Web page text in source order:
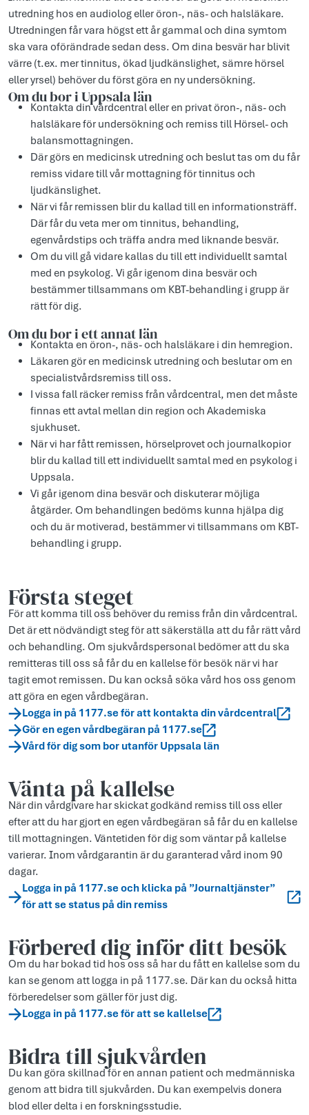
utredning hos en audiolog eller öron-, näs- och halsläkare.
Utredningen får vara högst ett år gammal och dina symtom
ska vara oförändrade sedan dess. Om dina besvär har blivit
värre (t.ex. mer tinnitus, ökad ljudkänslighet, sämre hörsel
eller yrsel) behöver du först göra en ny undersökning.
Om du bor i Uppsala län
Kontakta din vårdcentral eller en privat öron-, näs- och
halsläkare för undersökning och remiss till Hörsel- och
balansmottagningen.
Där görs en medicinsk utredning och beslut tas om du får
remiss vidare till vår mottagning för tinnitus och
ljudkänslighet.
När vi får remissen blir du kallad till en informationsträff.
Där får du veta mer om tinnitus, behandling,
egenvårdstips och träffa andra med liknande besvär.
Om du vill gå vidare kallas du till ett individuellt samtal
med en psykolog. Vi går igenom dina besvär och
bestämmer tillsammans om KBT-behandling i grupp är
rätt för dig.
Om du bor i ett annat län
Kontakta en öron-, näs- och halsläkare i din hemregion.
Läkaren gör en medicinsk utredning och beslutar om en
specialistvårdsremiss till oss.
I vissa fall räcker remiss från vårdcentral, men det måste
finnas ett avtal mellan din region och Akademiska
sjukhuset.
När vi har fått remissen, hörselprovet och journalkopior
blir du kallad till ett individuellt samtal med en psykolog i
Uppsala.
Vi går igenom dina besvär och diskuterar möjliga
åtgärder. Om behandlingen bedöms kunna hjälpa dig
och du är motiverad, bestämmer vi tillsammans om KBT-
behandling i grupp.
Första steget
För att komma till oss behöver du remiss från din vårdcentral.
Det är ett nödvändigt steg för att säkerställa att du får rätt vård
och behandling. Om sjukvårdspersonal bedömer att du ska
remitteras till oss så får du en kallelse för besök när vi har
tagit emot remissen. Du kan också söka vård hos oss genom
att göra en egen vårdbegäran.
Logga in på 1177.se för att kontakta din vårdcentral
Gör en egen vårdbegäran på 1177.se
Vård för dig som bor utanför Uppsala län
Vänta på kallelse
När din vårdgivare har skickat godkänd remiss till oss eller
efter att du har gjort en egen vårdbegäran så får du en kallelse
till mottagningen. Väntetiden för dig som väntar på kallelse
varierar. Inom vårdgarantin är du garanterad vård inom 90
dagar.
Logga in på 1177.se och klicka på ”Journaltjänster”
för att se status på din remiss
Förbered dig inför ditt besök
Om du har bokad tid hos oss så har du fått en kallelse som du
kan se genom att logga in på 1177.se. Där kan du också hitta
förberedelser som gäller för just dig.
Logga in på 1177.se för att se kallelse
Bidra till sjukvården
Du kan göra skillnad för en annan patient och medmänniska
genom att bidra till sjukvården. Du kan exempelvis donera
blod eller delta i en forskningsstudie.